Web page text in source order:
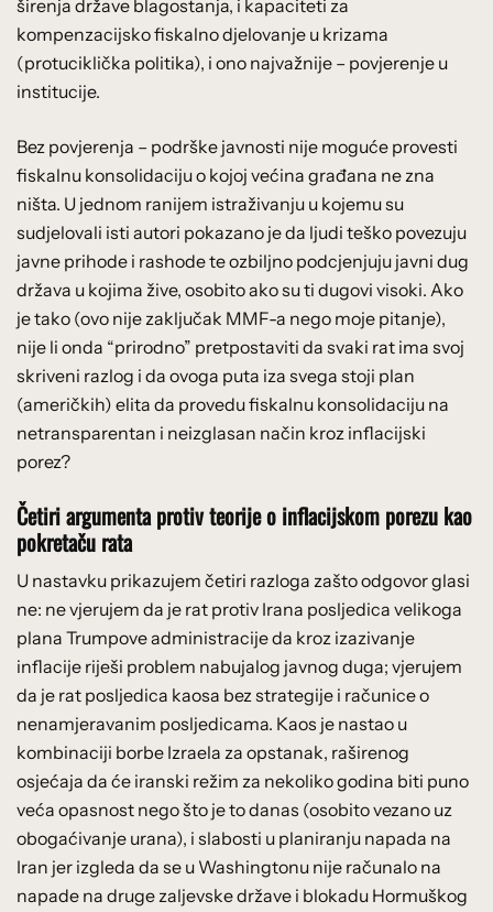
širenja države blagostanja, i kapaciteti za
kompenzacijsko fiskalno djelovanje u krizama
(protuciklička politika), i ono najvažnije – povjerenje u
institucije.
Bez povjerenja – podrške javnosti nije moguće provesti
fiskalnu konsolidaciju o kojoj većina građana ne zna
ništa. U jednom ranijem istraživanju u kojemu su
sudjelovali isti autori pokazano je da ljudi teško povezuju
javne prihode i rashode te ozbiljno podcjenjuju javni dug
država u kojima žive, osobito ako su ti dugovi visoki. Ako
je tako (ovo nije zaključak MMF-a nego moje pitanje),
nije li onda “prirodno” pretpostaviti da svaki rat ima svoj
skriveni razlog i da ovoga puta iza svega stoji plan
(američkih) elita da provedu fiskalnu konsolidaciju na
netransparentan i neizglasan način kroz inflacijski
porez?
Četiri argumenta protiv teorije o inflacijskom porezu kao
pokretaču rata
U nastavku prikazujem četiri razloga zašto odgovor glasi
ne: ne vjerujem da je rat protiv Irana posljedica velikoga
plana Trumpove administracije da kroz izazivanje
inflacije riješi problem nabujalog javnog duga; vjerujem
da je rat posljedica kaosa bez strategije i računice o
nenamjeravanim posljedicama. Kaos je nastao u
kombinaciji borbe Izraela za opstanak, raširenog
osjećaja da će iranski režim za nekoliko godina biti puno
veća opasnost nego što je to danas (osobito vezano uz
obogaćivanje urana), i slabosti u planiranju napada na
Iran jer izgleda da se u Washingtonu nije računalo na
napade na druge zaljevske države i blokadu Hormuškog